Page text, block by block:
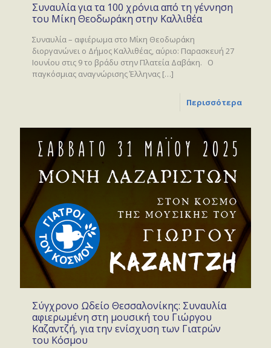
Συναυλία για τα 100 χρόνια από τη γέννηση
του Μίκη Θεοδωράκη στην Καλλιθέα
Συναυλία – αφιέρωμα στο Μίκη Θεοδωράκη
διοργανώνει ο Δήμος Καλλιθέας, αύριο: Παρασκευή 27
Ιουνίου στις 9 το βράδυ στην Πλατεία Δαβάκη. Ο
παγκόσμιας αναγνώρισης Έλληνας […]
Περισσότερα
Σύγχρονο Ωδείο Θεσσαλονίκης: Συναυλία
αφιερωμένη στη μουσική του Γιώργου
Καζαντζή, για την ενίσχυση των Γιατρών
του Κόσμου